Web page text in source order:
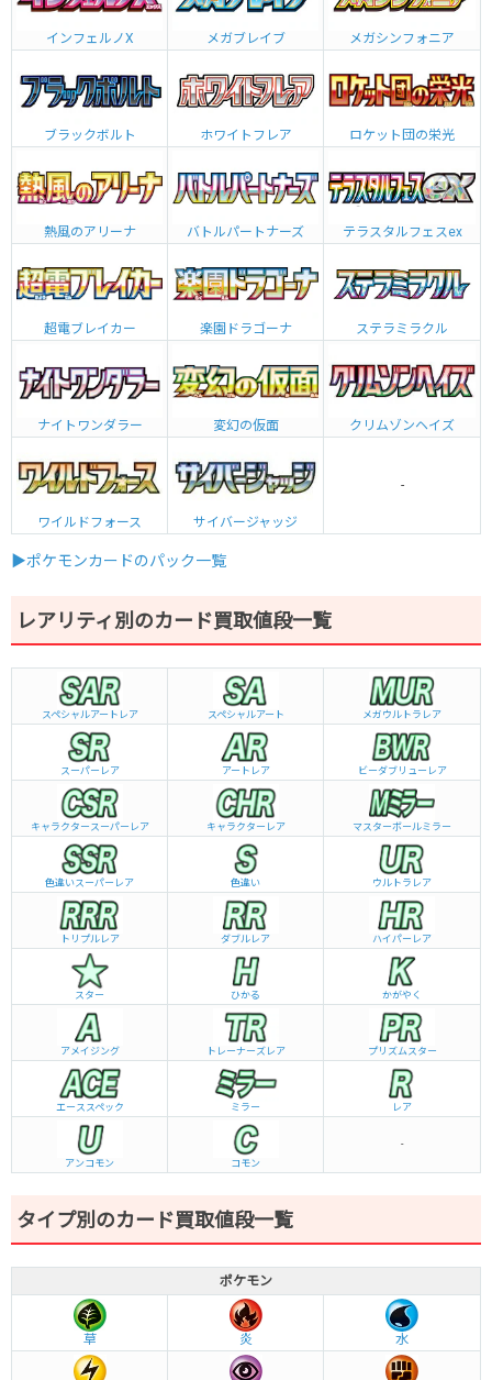
インフェルノX メガブレイブ メガシンフォニア
ブラックボルト ホワイトフレア ロケット団の栄光
熱風のアリーナ バトルパートナーズ テラスタルフェスex
超電ブレイカー 楽園ドラゴーナ ステラミラクル
ナイトワンダラー 変幻の仮面 クリムゾンヘイズ
ワイルドフォース サイバージャッジ
-
▶ポケモンカードのパック一覧
レアリティ別のカード買取値段一覧
スペシャルアートレア スペシャルアート メガウルトラレア
スーパーレア アートレア ビーダブリュー レア
キャラクタースーパーレア キャラクターレア マスターボールミラー
色違いスーパーレア 色違い ウルトラレア
トリプルレア ダブルレア ハイパーレア
スター ひかる かがやく
アメイジング トレーナーズレア プリズムスター
エーススペック ミラー レア
アンコモン コモン
-
タイプ別のカード買取値段一覧
ポケモン
草 炎 水